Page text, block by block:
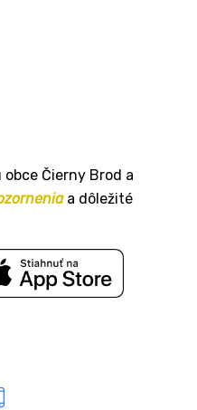
Čierny Brod a
a dôležité